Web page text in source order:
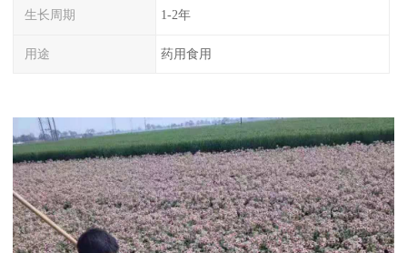
生长周期 1-2年
用途 药用食用